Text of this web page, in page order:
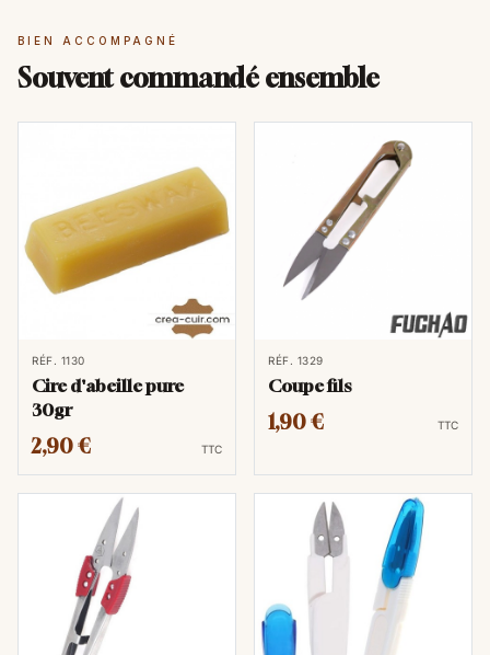
BIEN ACCOMPAGNÉ
Souvent commandé ensemble
RÉF. 1130
Cire d'abeille pure
30gr
2,90 € TTC
RÉF. 1329
Coupe fils
1,90 € TTC